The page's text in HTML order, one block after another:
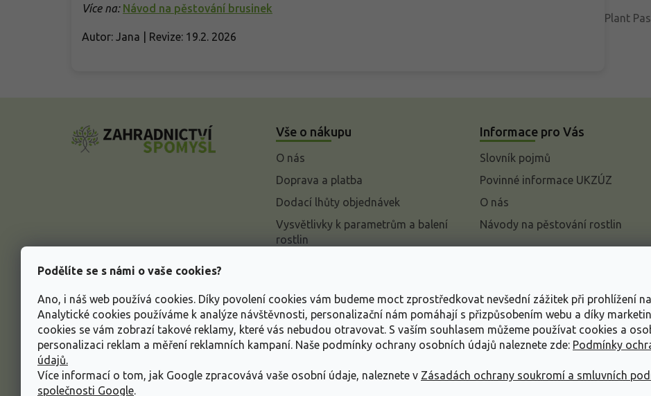
Podělíte se s námi o vaše cookies?
Ano, i náš web používá cookies. Díky povolení cookies vám budeme moct zprostředkovat nevšední zážitek při prohlížení
Analytické cookies používáme k analýze návštěvnosti, personalizační nám pomáhají s přizpůsobením webu a díky
cookies se vám zobrazí takové reklamy, které vás nebudou otravovat. S vaším souhlasem můžeme používat cookies a
personalizaci reklam a měření reklamních kampaní. Naše podmínky ochrany osobních údajů naleznete zde: Podmínky
údajů.
Více informací o tom, jak Google zpracovává vaše osobní údaje, naleznete v Zásadách ochrany soukromí a smluvních
společnosti Google.
Více na: Návod na pěstování brusinek
Autor: Jana | Revize: 19.2. 2026
Plant
Vše o nákupu
O nás
Doprava a platba
Dodací lhůty objednávek
Vysvětlivky k parametrům a balení
rostlin
Informace o ochraně osobních
údajů
Obchodní podmínky
Informace pro Vás
Slovník pojmů
Povinné informace UKZÚZ
O nás
Návody na pěstování rostlin